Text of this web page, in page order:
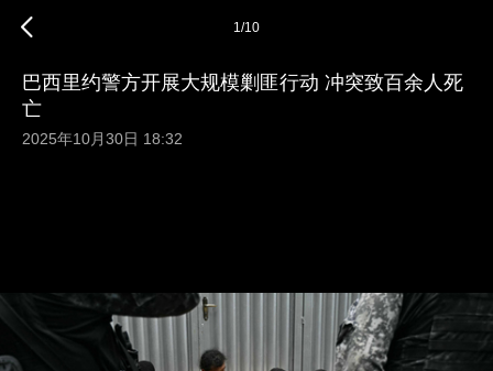
1/10
巴西里约警方开展大规模剿匪行动 冲突致百余人死
亡
2025年10月30日 18:32